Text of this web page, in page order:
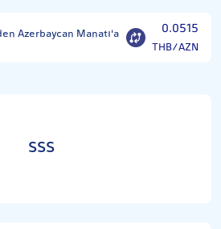
Azerbaycan Manatı'a 0.0515
THB/AZN
SSS